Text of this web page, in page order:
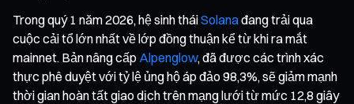
Trong quý 1 năm 2026, hệ sinh tháiSolanađang trải qua
cuộc cải tổ lớn nhất về lớp đồng thuận kể từ khi ra mắt
mainnet. Bản nâng cấp Alpenglow, đã được các trình xác
thực phê duyệt với tỷ lệ ủng hộ áp đảo 98,3%, sẽ giảm mạnh
thời gian hoàn tất giao dịch trên mạng lưới từ mức 12,8 giây